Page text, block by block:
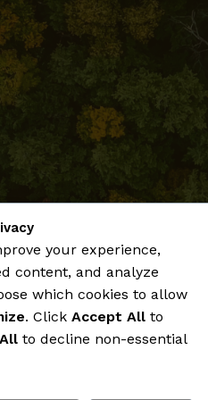
your experience,
content, and analyze
which cookies to allow
. Click Accept All to
to decline non-essential